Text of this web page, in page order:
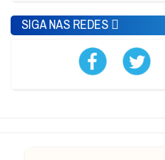
SIGA NAS REDES